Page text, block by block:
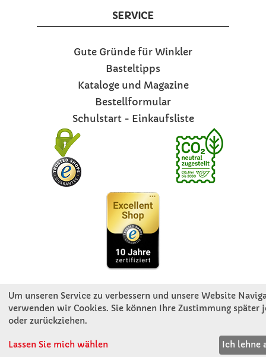
SERVICE
Gute Gründe für Winkler
Basteltipps
Kataloge und Magazine
Bestellformular
Schulstart - Einkaufsliste
INFOS
Um unseren Service zu verbessern und unsere Website
verwenden wir Cookies. Sie können Ihre Zustimmung später
oder zurückziehen.
Lassen Sie mich wählen Ich lehne